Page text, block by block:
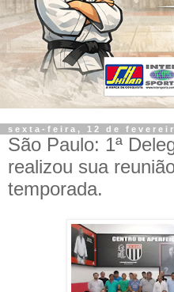
sexta-feira, 12 de
São Paulo: 1ª
realizou sua
temporada.